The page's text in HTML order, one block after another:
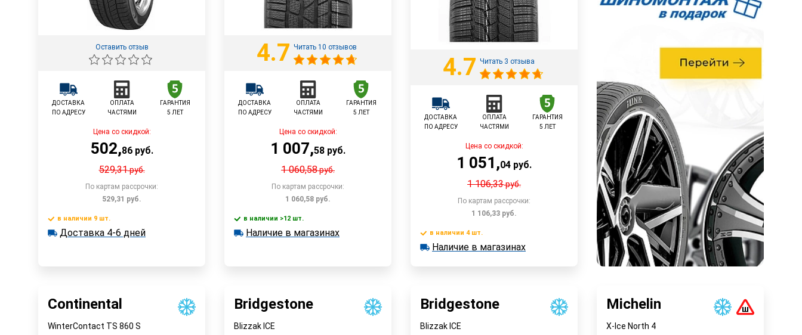
Оставить отзыв
ДОСТАВКА
ПО АДРЕСУ
ОПЛАТА
ЧАСТЯМИ
ГАРАНТИЯ
5 ЛЕТ
Цена со скидкой:
502,86руб.
529,31руб.
По картам рассрочки:
529,31 руб.
В корзину
в наличии 9 шт. Доставка 4-6 дней
в наличии 9 шт.
Доставка 4-6 дней
4.7 Читать 10 отзывов
ДОСТАВКА
ПО АДРЕСУ
ОПЛАТА
ЧАСТЯМИ
ГАРАНТИЯ
5 ЛЕТ
Цена со скидкой:
1 007,58 руб.
1 060,58руб.
По картам рассрочки:
1 060,58 руб.
В корзину
в наличии >12 шт.
в наличии >12 шт.
Наличие в магазинах
4.7 Читать 3 отзыва
ДОСТАВКА
ПО АДРЕСУ
ОПЛАТА
ЧАСТЯМИ
ГАРАНТИЯ
5 ЛЕТ
Цена со скидкой:
1 051 ,04 руб.
1 106,33руб.
По картам рассрочки:
1 106,33 руб.
В корзину
в наличии 4 шт.
в наличии 4 шт.
Наличие в магазинах
Continental
WinterContact TS 860 S
Bridgestone
Blizzak ICE
Bridgestone
Blizzak ICE
Michelin
X-Ice North 4